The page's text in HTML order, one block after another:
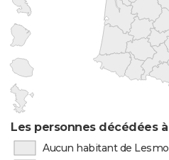
Les personnes décédées
Aucun habitant de